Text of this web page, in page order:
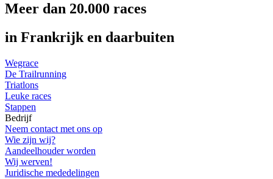
Meer dan 20.000 races
in Frankrijk en daarbuiten
Wegrace
De Trailrunning
Triatlons
Leuke races
Stappen
Bedrijf
Neem contact met ons op
Wie zijn wij?
Aandeelhouder worden
Wij werven!
Juridische mededelingen